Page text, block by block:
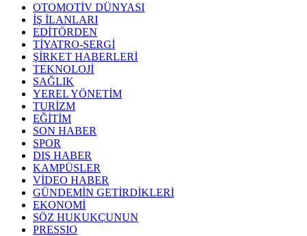
OTOMOTİV DÜNYASI
İŞ İLANLARI
EDİTÖRDEN
TİYATRO-SERGİ
ŞİRKET HABERLERİ
TEKNOLOJİ
SAĞLIK
YEREL YÖNETİM
TURİZM
EĞİTİM
SON HABER
SPOR
DIŞ HABER
KAMPÜSLER
VİDEO HABER
GÜNDEMİN GETİRDİKLERİ
EKONOMİ
SÖZ HUKUKÇUNUN
PRESSIO